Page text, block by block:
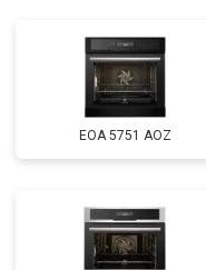
EOA 5751 AOZ